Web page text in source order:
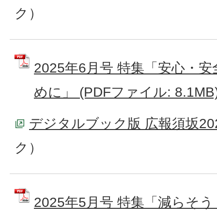
ク）
2025年6月号 特集「安心・
めに」 (PDFファイル:
デジタルブック版 広報須坂
ク）
2025年5月号 特集「減らそ